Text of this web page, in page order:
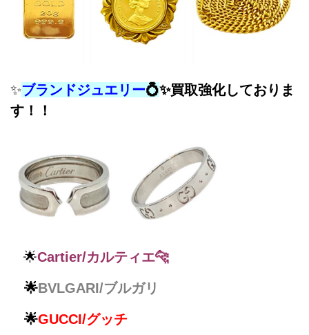
✨ブランドジュエリー💍✨買取強化しておりま
す！！
🌟Cartier/カルティエ🐆
🌟BVLGARI/ブルガリ
🌟GUCCI/グッチ